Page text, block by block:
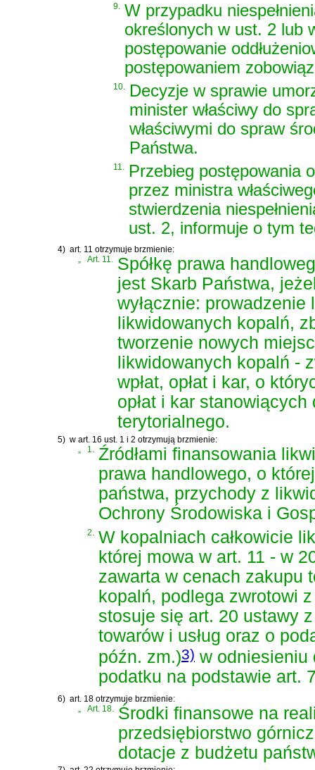
9.
W przypadku
określonych w ust. 2 lub
postępowanie
postępowaniem
10.
Decyzje w sprawie
minister właściwy do
właściwymi do spraw
Państwa.
11.
Przebieg postępowania
przez ministra
stwierdzenia
ust. 2, informuje o tym
4) art. 11 otrzymuje brzmienie:
„
Art. 11. Spółkę prawa
jest Skarb Państwa,
wyłącznie:
likwidowanych kopalń,
tworzenie nowych
likwidowanych kopalń -
wpłat, opłat i kar, o
opłat i kar
terytorialnego.
5) w art. 16 ust. 1 i 2 otrzymują brzmienie:
„
1. Źródłami finansowania
prawa handlowego, o
państwa, przychody z
Ochrony Środowiska i
2. W kopalniach całkowicie
której mowa w art. 11 - w
zawarta w cenach zakupu
kopalń, podlega zwrotowi
stosuje się art. 20 ustawy
towarów i usług oraz o
późn. zm.)3) w odniesieniu
podatku na podstawie art.
6) art. 18 otrzymuje brzmienie:
Art. 18.
Środki finansowe na
przedsiębiorstwo
dotacje z budżetu